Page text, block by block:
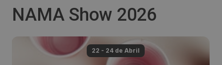
NAMA Show 2026
22 - 24 de Abril